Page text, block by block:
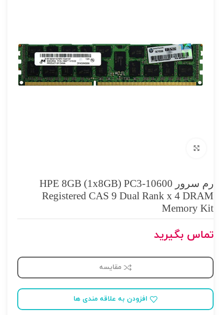
رم سرور HPE 8GB (1x8GB) PC3-10600
Registered CAS 9 Dual Rank x 4 DRAM
Memory Kit
تماس بگیرید
مقایسه
افزودن به علاقه مندی ها